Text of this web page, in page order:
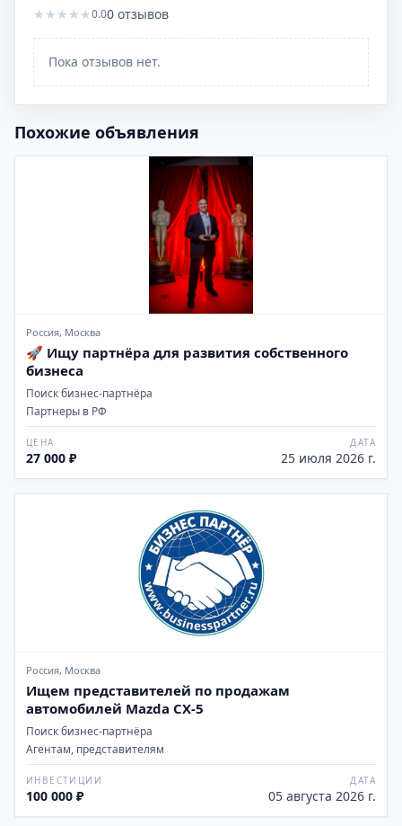
★ ★ ★ ★ ★0.00 отзывов
Пока отзывов нет.
Похожие объявления
Россия, Москва
🚀 Ищу партнёра для развития собственного
бизнеса
Поиск бизнес-партнёра
Партнеры в РФ
ЦЕНА
27 000 ₽
ДАТА
25 июля 2026 г.
Россия, Москва
Ищем представителей по продажам
автомобилей Mazda CX-5
Поиск бизнес-партнёра
Агентам, представителям
ИНВЕСТИЦИИ
100 000 ₽
ДАТА
05 августа 2026 г.